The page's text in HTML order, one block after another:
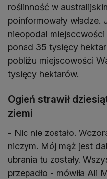
roślinność w
poinformowały władze.
nieopodal
ponad 35 tysięcy
pobliżu miejscowości
tysięcy hektarów.
Ogień strawił
ziemi
- Nic nie zostało.
niczym. Mój mąż jest
ubrania tu zostały.
przepadło - mówiła Ali